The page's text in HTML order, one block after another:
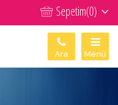
Sepetim(0)
Menü
Ara